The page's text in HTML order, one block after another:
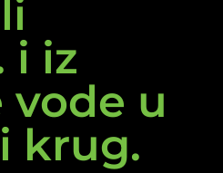
i iz
vode u
krug.